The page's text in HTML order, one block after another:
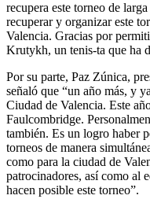
recupera este torneo de
recuperar y organizar este
Valencia. Gracias por
Krutykh, un tenis-ta que ha
Por su parte, Paz Zúnica,
señaló que “un año más, y
Ciudad de Valencia. Este
Faulcombridge.
también. Es un logro haber
torneos de manera
como para la ciudad de
patrocinadores, así como al
hacen posible este torneo”.